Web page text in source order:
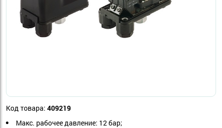
Код товара: 409219
Макс. рабочее давление: 12 бар;